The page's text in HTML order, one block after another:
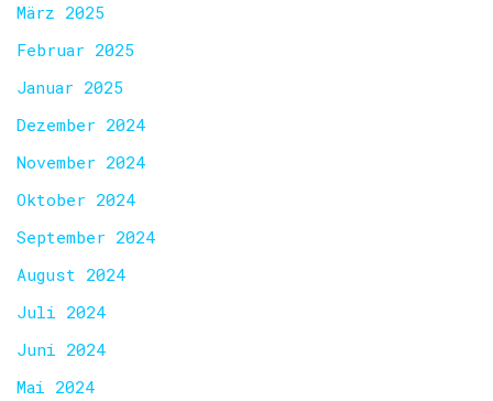
März 2025
Februar 2025
Januar 2025
Dezember 2024
November 2024
Oktober 2024
September 2024
August 2024
Juli 2024
Juni 2024
Mai 2024